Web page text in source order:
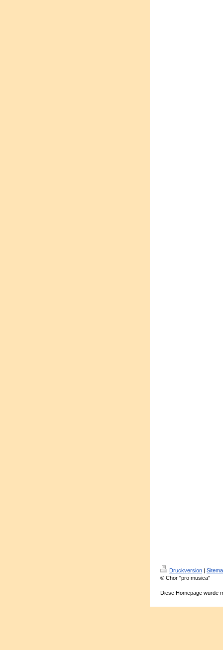
Druckversion |
© Chor "pro musica"
Diese Homepage wurde